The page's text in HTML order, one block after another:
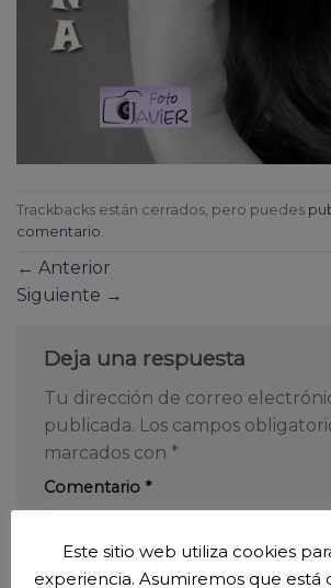
Trackbacks están cerrados, pero puedes
comentario
← Anterior
Siguiente →
Deja una respuesta
Tu dirección de correo
publicada. Los campos
marcados con *
Comentario *
Este sitio web utiliza cookies
experiencia. Asumiremos que está